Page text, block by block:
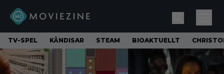
TV-SPEL KÄNDISAR STEAM BIOAKTUELLT